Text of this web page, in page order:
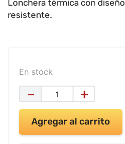
Lonchera térmica con
resistente.
En stock
＋
－
Agregar al carrito
9.
impresora